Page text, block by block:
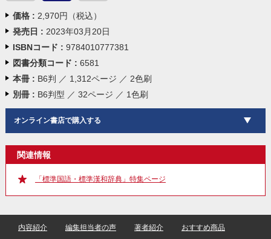
価格 : 2,970円（税込）
発売日 : 2023年03月20日
ISBNコード : 9784010777381
図書分類コード : 6581
本冊 : B6判 ／ 1,312ページ ／ 2色刷
別冊 : B6判型 ／ 32ページ ／ 1色刷
オンライン書店で購入する
関連情報
「標準国語・標準漢和辞典」特集ページ
内容紹介 編集担当者の声 著者紹介 おすすめ商品